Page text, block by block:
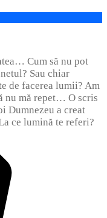
Cum să nu pot
Sau chiar
de facerea lumii? Am
nu mă repet… O scris
Dumnezeu a creat
ce lumină te referi?